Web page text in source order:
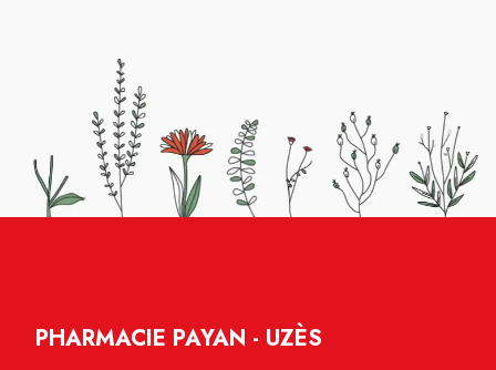
PHARMACIE PAYAN - UZÈS